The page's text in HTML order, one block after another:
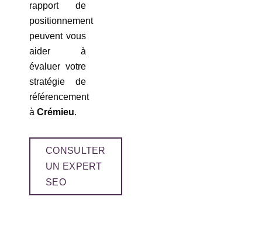
rapport de
positionnement
peuvent vous
aider à
évaluer votre
stratégie de
référencement
à Crémieu.
CONSULTER
UN EXPERT
SEO